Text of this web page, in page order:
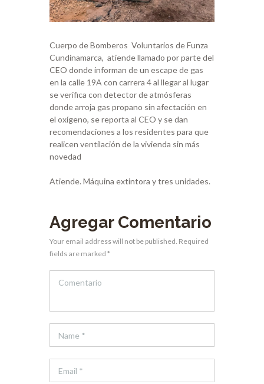
Cuerpo de Bomberos Voluntarios de Funza
Cundinamarca, atiende llamado por parte del
CEO donde informan de un escape de gas
en la calle 19A con carrera 4 al llegar al lugar
se verifica con detector de atmósferas
donde arroja gas propano sin afectación en
el oxígeno, se reporta al CEO y se dan
recomendaciones a los residentes para que
realicen ventilación de la vivienda sin más
novedad
Atiende. Máquina extintora y tres unidades.
Agregar Comentario
Your email address will not be published. Required
fields are marked *